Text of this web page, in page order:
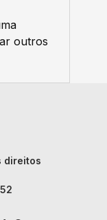
outros
direitos